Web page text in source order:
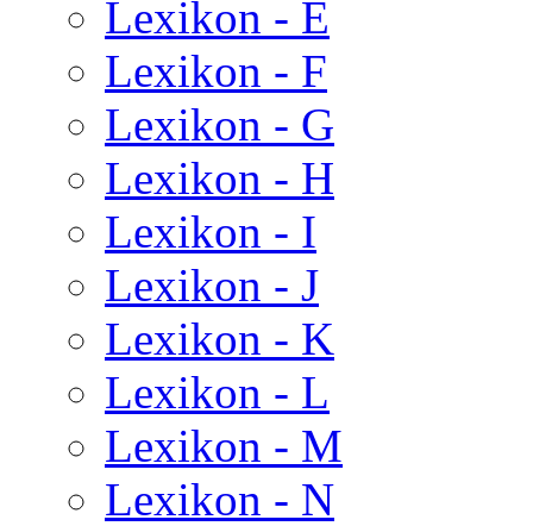
Lexikon - E
Lexikon - F
Lexikon - G
Lexikon - H
Lexikon - I
Lexikon - J
Lexikon - K
Lexikon - L
Lexikon - M
Lexikon - N